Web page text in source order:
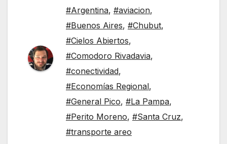
#Argentina, #aviacion,
#Buenos Aires, #Chubut,
#Cielos Abiertos,
#Comodoro Rivadavia,
#conectividad,
#Economías Regional,
#General Pico, #La Pampa,
#Perito Moreno, #Santa Cruz,
#transporte areo